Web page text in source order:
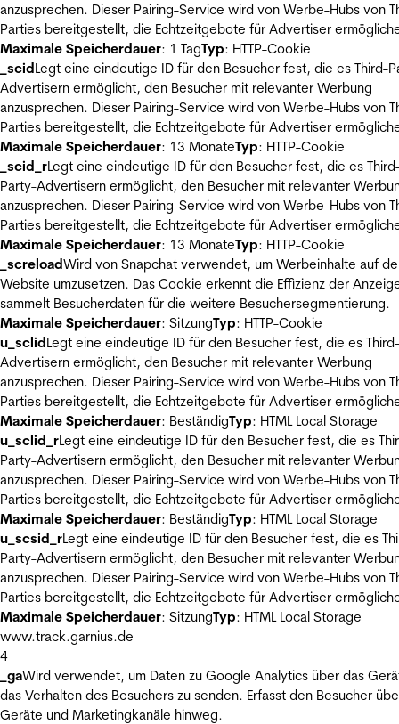
anzusprechen. Dieser Pairing-Service wird von Werbe-Hubs von
Parties bereitgestellt, die Echtzeitgebote für Advertiser
Maximale Speicherdauer: 1 TagTyp: HTTP-Cookie
_scidLegt eine eindeutige ID für den Besucher fest, die es Third-
Advertisern ermöglicht, den Besucher mit relevanter Werbung
anzusprechen. Dieser Pairing-Service wird von Werbe-Hubs von
Parties bereitgestellt, die Echtzeitgebote für Advertiser
Maximale Speicherdauer: 13 MonateTyp: HTTP-Cookie
_scid_rLegt eine eindeutige ID für den Besucher fest, die es
Party-Advertisern ermöglicht, den Besucher mit relevanter
anzusprechen. Dieser Pairing-Service wird von Werbe-Hubs von
Parties bereitgestellt, die Echtzeitgebote für Advertiser
Maximale Speicherdauer: 13 MonateTyp: HTTP-Cookie
_screloadWird von Snapchat verwendet, um Werbeinhalte auf
Website umzusetzen. Das Cookie erkennt die Effizienz der
sammelt Besucherdaten für die weitere Besuchersegmentierung.
Maximale Speicherdauer: SitzungTyp: HTTP-Cookie
u_sclidLegt eine eindeutige ID für den Besucher fest, die es
Advertisern ermöglicht, den Besucher mit relevanter Werbung
anzusprechen. Dieser Pairing-Service wird von Werbe-Hubs von
Parties bereitgestellt, die Echtzeitgebote für Advertiser
Maximale Speicherdauer: BeständigTyp: HTML Local Storage
u_sclid_rLegt eine eindeutige ID für den Besucher fest, die es
Party-Advertisern ermöglicht, den Besucher mit relevanter
anzusprechen. Dieser Pairing-Service wird von Werbe-Hubs von
Parties bereitgestellt, die Echtzeitgebote für Advertiser
Maximale Speicherdauer: BeständigTyp: HTML Local Storage
u_scsid_rLegt eine eindeutige ID für den Besucher fest, die es
Party-Advertisern ermöglicht, den Besucher mit relevanter
anzusprechen. Dieser Pairing-Service wird von Werbe-Hubs von
Parties bereitgestellt, die Echtzeitgebote für Advertiser
Maximale Speicherdauer: SitzungTyp: HTML Local Storage
www.track.garnius.de
4
_gaWird verwendet, um Daten zu Google Analytics über das
das Verhalten des Besuchers zu senden. Erfasst den Besucher
Geräte und Marketingkanäle hinweg.